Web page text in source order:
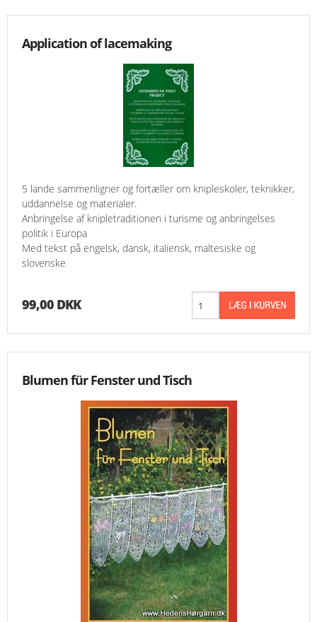
Application of lacemaking
5 lande sammenligner og fortæller om knipleskoler, teknikker,
uddannelse og materialer.
Anbringelse af knipletraditionen i turisme og anbringelses
politik i Europa
Med tekst på engelsk, dansk, italiensk, maltesiske og
slovenske
99,00 DKK
Blumen für Fenster und Tisch